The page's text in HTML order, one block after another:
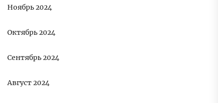
Ноябрь 2024
Октябрь 2024
Сентябрь 2024
Август 2024